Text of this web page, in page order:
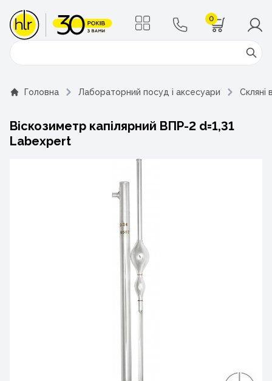
0
Поиск
Головна Лабораторний посуд і аксесуари Скляні
Віскозиметр капілярний ВПР-2 d=1,31
Labexpert